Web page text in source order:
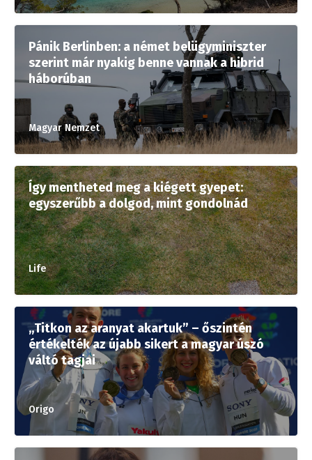
Pánik Berlinben: a német belügyminiszter
szerint már nyakig benne vannak a hibrid
háborúban
Magyar Nemzet
Így mentheted meg a kiégett gyepet:
egyszerűbb a dolgod, mint gondolnád
Life
„Titkon az aranyat akartuk” – őszintén
értékelték az újabb sikert a magyar úszó
váltó tagjai
Origo